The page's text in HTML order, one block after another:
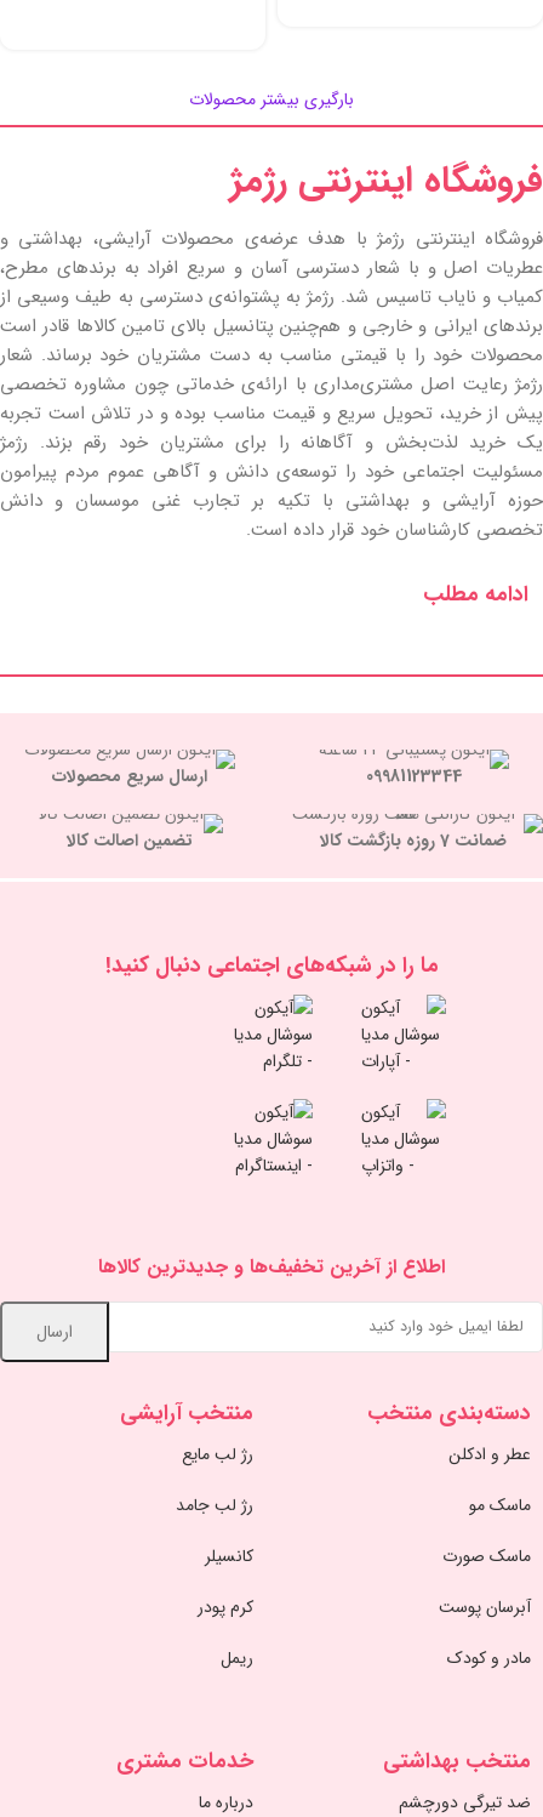
بارگیری بیشتر محصولات
فروشگاه اینترنتی رژمژ​
فروشگاه اینترنتی رژمژ با هدف عرضه‌ی محصولات آرایشی، بهداشتی و
عطریات اصل و با شعار دسترسی آسان و سریع افراد به برندهای مطرح،
کمیاب و نایاب تاسیس شد. رژمژ به پشتوانه‌ی دسترسی به طیف وسیعی از
برندهای ایرانی و خارجی و هم‌چنین پتانسیل بالای تامین کالاها قادر است
محصولات خود را با قیمتی مناسب به دست مشتریان خود برساند. شعار
رژمژ رعایت اصل مشتری‌مداری با ارائه‌ی خدماتی چون مشاوره تخصصی
پیش از خرید، تحویل سریع و قیمت مناسب بوده و در تلاش است تجربه
یک خرید لذت‌بخش و آگاهانه را برای مشتریان خود رقم بزند. رژمژ
مسئولیت اجتماعی خود را توسعه‌ی دانش و آگاهی عموم مردم پیرامون
حوزه آرایشی و بهداشتی با تکیه بر تجارب غنی موسسان و دانش
تخصصی کارشناسان خود قرار داده است.
ادامه مطلب
09981123344 ارسال سریع محصولات
ضمانت 7 روزه بازگشت کالا تضمین اصالت کالا
اطلاع از آخرین تخفیف‌ها و جدیدترین کالاها
ما را در شبكه‌های اجتماعی دنبال کنید!
دسته‌بندی منتخب
عطر و ادکلن
ماسک مو
ماسک صورت
آبرسان پوست
مادر و کودک
منتخب آرایشی
رژ لب مایع
رژ لب جامد
کانسیلر
کرم پودر
ریمل
منتخب بهداشتی
ضد تیرگی دورچشم
خدمات مشتری
درباره ما